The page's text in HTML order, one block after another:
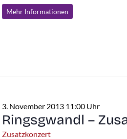
Mehr Informationen
3. November 2013 11:00 Uhr
Ringsgwandl –
Zusatzkonzert